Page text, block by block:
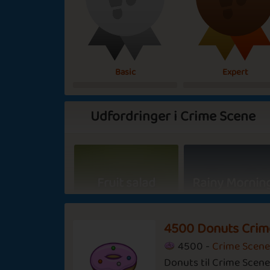
Basic Expert
Udfordringer i Crime Scene
Cinnamon
4500 Donuts
4500 - Crime Scene
Donuts til Crime